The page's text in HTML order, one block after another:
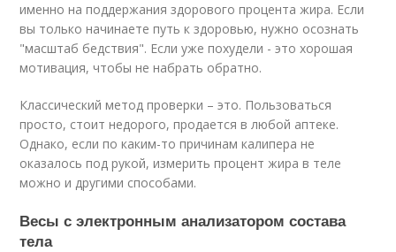
именно на поддержания здорового процента жира. Если
вы только начинаете путь к здоровью, нужно осознать
"масштаб бедствия". Если уже похудели - это хорошая
мотивация, чтобы не набрать обратно.
Классический метод проверки – это. Пользоваться
просто, стоит недорого, продается в любой аптеке.
Однако, если по каким-то причинам калипера не
оказалось под рукой, измерить процент жира в теле
можно и другими способами.
Весы с электронным анализатором состава
тела